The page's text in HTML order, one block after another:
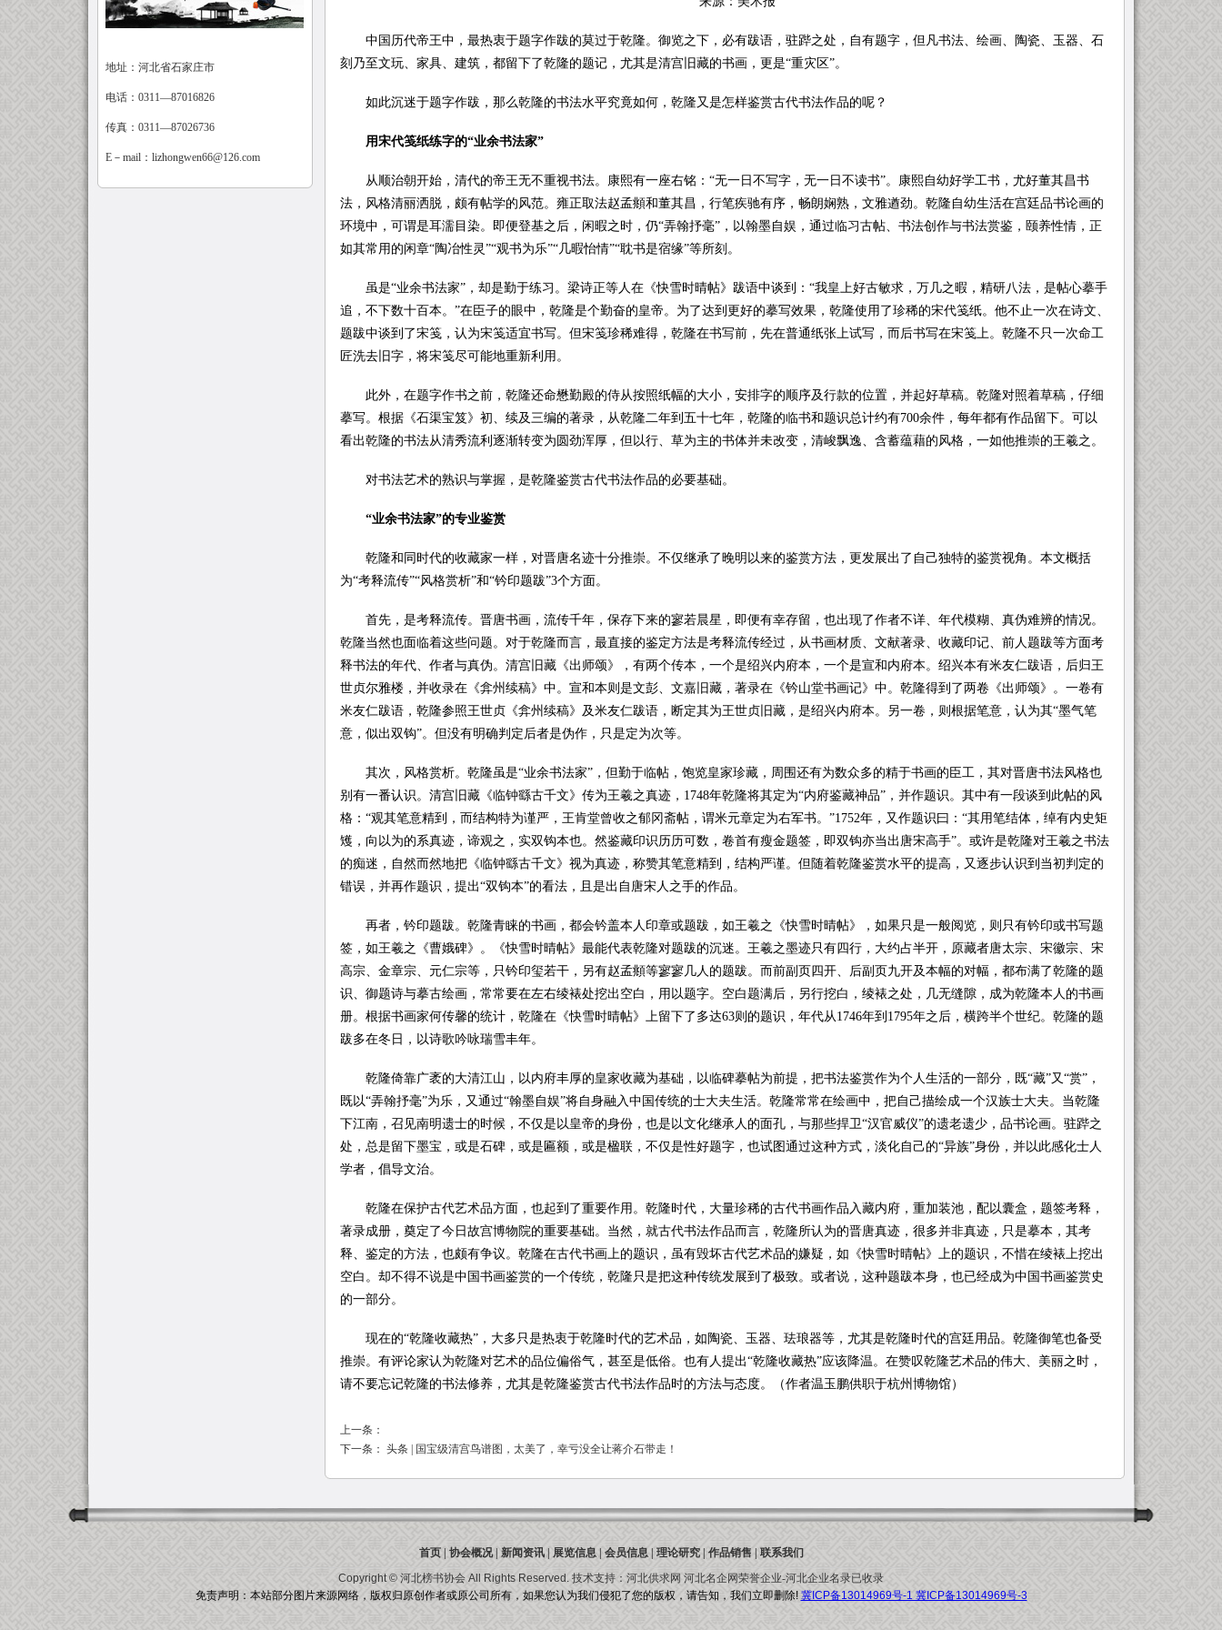
地址：河北省石家庄市
电话：0311—87016826
传真：0311—87026736
E－mail： lizhongwen66@126.com
中国历代帝王中，最热衷于题字作跋的莫过于乾隆。御览之下，必有跋语，驻跸之处，自有题字，但凡书法、绘画、陶瓷、玉器、石
刻乃至文玩、家具、建筑，都留下了乾隆的题记，尤其是清宫旧藏的书画，更是“重灾区”。
如此沉迷于题字作跋，那么乾隆的书法水平究竟如何，乾隆又是怎样鉴赏古代书法作品的呢？
用宋代笺纸练字的“业余书法家”
从顺治朝开始，清代的帝王无不重视书法。康熙有一座右铭：“无一日不写字，无一日不读书”。康熙自幼好学工书，尤好董其昌书
法，风格清丽洒脱，颇有帖学的风范。雍正取法赵孟頫和董其昌，行笔疾驰有序，畅朗娴熟，文雅遒劲。乾隆自幼生活在宫廷品书论画的
环境中，可谓是耳濡目染。即便登基之后，闲暇之时，仍“弄翰抒毫”，以翰墨自娱，通过临习古帖、书法创作与书法赏鉴，颐养性情，正
如其常用的闲章“陶冶性灵”“观书为乐”“几暇怡情”“耽书是宿缘”等所刻。
虽是“业余书法家”，却是勤于练习。梁诗正等人在《快雪时晴帖》跋语中谈到：“我皇上好古敏求，万几之暇，精研八法，是帖心摹手
追，不下数十百本。”在臣子的眼中，乾隆是个勤奋的皇帝。为了达到更好的摹写效果，乾隆使用了珍稀的宋代笺纸。他不止一次在诗文、
题跋中谈到了宋笺，认为宋笺适宜书写。但宋笺珍稀难得，乾隆在书写前，先在普通纸张上试写，而后书写在宋笺上。乾隆不只一次命工
匠洗去旧字，将宋笺尽可能地重新利用。
此外，在题字作书之前，乾隆还命懋勤殿的侍从按照纸幅的大小，安排字的顺序及行款的位置，并起好草稿。乾隆对照着草稿，仔细
摹写。根据《石渠宝笈》初、续及三编的著录，从乾隆二年到五十七年，乾隆的临书和题识总计约有700余件，每年都有作品留下。可以
看出乾隆的书法从清秀流利逐渐转变为圆劲浑厚，但以行、草为主的书体并未改变，清峻飘逸、含蓄蕴藉的风格，一如他推崇的王羲之。
对书法艺术的熟识与掌握，是乾隆鉴赏古代书法作品的必要基础。
“业余书法家”的专业鉴赏
乾隆和同时代的收藏家一样，对晋唐名迹十分推崇。不仅继承了晚明以来的鉴赏方法，更发展出了自己独特的鉴赏视角。本文概括
为“考释流传”“风格赏析”和“钤印题跋”3个方面。
首先，是考释流传。晋唐书画，流传千年，保存下来的寥若晨星，即便有幸存留，也出现了作者不详、年代模糊、真伪难辨的情况。
乾隆当然也面临着这些问题。对于乾隆而言，最直接的鉴定方法是考释流传经过，从书画材质、文献著录、收藏印记、前人题跋等方面考
释书法的年代、作者与真伪。清宫旧藏《出师颂》，有两个传本，一个是绍兴内府本，一个是宣和内府本。绍兴本有米友仁跋语，后归王
世贞尔雅楼，并收录在《弇州续稿》中。宣和本则是文彭、文嘉旧藏，著录在《钤山堂书画记》中。乾隆得到了两卷《出师颂》。一卷有
米友仁跋语，乾隆参照王世贞《弇州续稿》及米友仁跋语，断定其为王世贞旧藏，是绍兴内府本。另一卷，则根据笔意，认为其“墨气笔
意，似出双钩”。但没有明确判定后者是伪作，只是定为次等。
其次，风格赏析。乾隆虽是“业余书法家”，但勤于临帖，饱览皇家珍藏，周围还有为数众多的精于书画的臣工，其对晋唐书法风格也
别有一番认识。清宫旧藏《临钟繇古千文》传为王羲之真迹，1748年乾隆将其定为“内府鉴藏神品”，并作题识。其中有一段谈到此帖的风
格：“观其笔意精到，而结构特为谨严，王肯堂曾收之郁冈斋帖，谓米元章定为右军书。”1752年，又作题识曰：“其用笔结体，绰有内史矩
矱，向以为的系真迹，谛观之，实双钩本也。然鉴藏印识历历可数，卷首有瘦金题签，即双钩亦当出唐宋高手”。或许是乾隆对王羲之书法
的痴迷，自然而然地把《临钟繇古千文》视为真迹，称赞其笔意精到，结构严谨。但随着乾隆鉴赏水平的提高，又逐步认识到当初判定的
错误，并再作题识，提出“双钩本”的看法，且是出自唐宋人之手的作品。
再者，钤印题跋。乾隆青睐的书画，都会钤盖本人印章或题跋，如王羲之《快雪时晴帖》，如果只是一般阅览，则只有钤印或书写题
签，如王羲之《曹娥碑》。《快雪时晴帖》最能代表乾隆对题跋的沉迷。王羲之墨迹只有四行，大约占半开，原藏者唐太宗、宋徽宗、宋
高宗、金章宗、元仁宗等，只钤印玺若干，另有赵孟頫等寥寥几人的题跋。而前副页四开、后副页九开及本幅的对幅，都布满了乾隆的题
识、御题诗与摹古绘画，常常要在左右绫裱处挖出空白，用以题字。空白题满后，另行挖白，绫裱之处，几无缝隙，成为乾隆本人的书画
册。根据书画家何传馨的统计，乾隆在《快雪时晴帖》上留下了多达63则的题识，年代从1746年到1795年之后，横跨半个世纪。乾隆的题
跋多在冬日，以诗歌吟咏瑞雪丰年。
乾隆倚靠广袤的大清江山，以内府丰厚的皇家收藏为基础，以临碑摹帖为前提，把书法鉴赏作为个人生活的一部分，既“藏”又“赏”，
既以“弄翰抒毫”为乐，又通过“翰墨自娱”将自身融入中国传统的士大夫生活。乾隆常常在绘画中，把自己描绘成一个汉族士大夫。当乾隆
下江南，召见南明遗士的时候，不仅是以皇帝的身份，也是以文化继承人的面孔，与那些捍卫“汉官威仪”的遗老遗少，品书论画。驻跸之
处，总是留下墨宝，或是石碑，或是匾额，或是楹联，不仅是性好题字，也试图通过这种方式，淡化自己的“异族”身份，并以此感化士人
学者，倡导文治。
乾隆在保护古代艺术品方面，也起到了重要作用。乾隆时代，大量珍稀的古代书画作品入藏内府，重加装池，配以囊盒，题签考释，
著录成册，奠定了今日故宫博物院的重要基础。当然，就古代书法作品而言，乾隆所认为的晋唐真迹，很多并非真迹，只是摹本，其考
释、鉴定的方法，也颇有争议。乾隆在古代书画上的题识，虽有毁坏古代艺术品的嫌疑，如《快雪时晴帖》上的题识，不惜在绫裱上挖出
空白。却不得不说是中国书画鉴赏的一个传统，乾隆只是把这种传统发展到了极致。或者说，这种题跋本身，也已经成为中国书画鉴赏史
的一部分。
现在的“乾隆收藏热”，大多只是热衷于乾隆时代的艺术品，如陶瓷、玉器、珐琅器等，尤其是乾隆时代的宫廷用品。乾隆御笔也备受
推崇。有评论家认为乾隆对艺术的品位偏俗气，甚至是低俗。也有人提出“乾隆收藏热”应该降温。在赞叹乾隆艺术品的伟大、美丽之时，
请不要忘记乾隆的书法修养，尤其是乾隆鉴赏古代书法作品时的方法与态度。（作者温玉鹏供职于杭州博物馆）
上一条：
下一条： 头条 | 国宝级清宫鸟谱图，太美了，幸亏没全让蒋介石带走！
首页| 协会概况| 新闻资讯| 展览信息| 会员信息| 理论研究| 作品销售
联系我们
Copyright © 河北榜书协会 All Rights Reserved. 技术支持： 河北供求网 河北名企网荣誉企业-河北企业名录已收录
免责声明：本站部分图片来源网络，版权归原创作者或原公司所有，如果您认为我们侵犯了您的版权，请告知，我们立即删除! 冀ICP备13014969号-1 冀ICP备13014969号-3